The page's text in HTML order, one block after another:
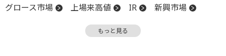
グロース市場
上場来高値 IR
新興市場
もっと見る